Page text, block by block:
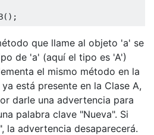
();
que llame al objeto 'a' se
de 'a' (aquí el tipo es 'A')
el mismo método en la
está presente en la Clase A,
darle una advertencia para
palabra clave "Nueva". Si
la advertencia desaparecerá.